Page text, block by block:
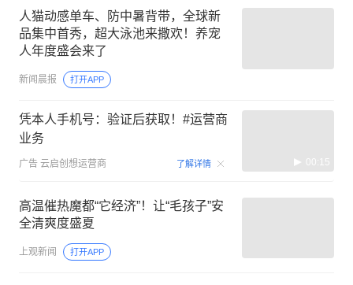
人猫动感单车、防中暑背带，全球新
品集中首秀，超大泳池来撒欢！养宠
人年度盛会来了
新闻晨报 打开APP
凭本人手机号：验证后获取！#运营商
业务
广告 云启创想运营商 了解详情 00:15
高温催热魔都“它经济”！让“毛孩子”安
全清爽度盛夏
上观新闻 打开APP